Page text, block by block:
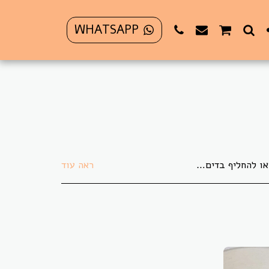
WHATSAPP
משבר הקורונה לא ניתן להחזיר או להחליף פריט כלשהו. ראה עוד